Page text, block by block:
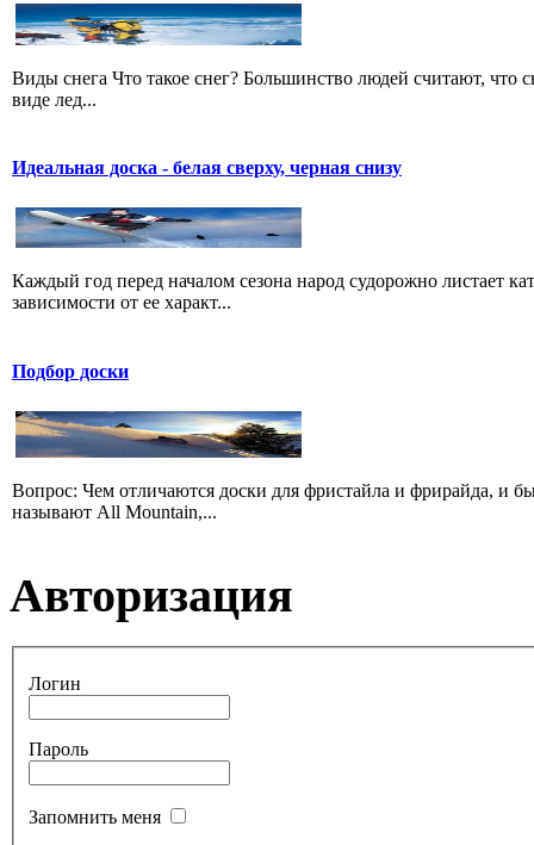
Виды снега Что такое снег? Большинство людей считают, что
виде лед...
Идеальная доска - белая сверху, черная снизу
Каждый год перед началом сезона народ судорожно листает
зависимости от ее характ...
Подбор доски
Вопрос: Чем отличаются доски для фристайла и фрирайда, и
называют All Mountain,...
Авторизация
Логин
Пароль
Запомнить меня